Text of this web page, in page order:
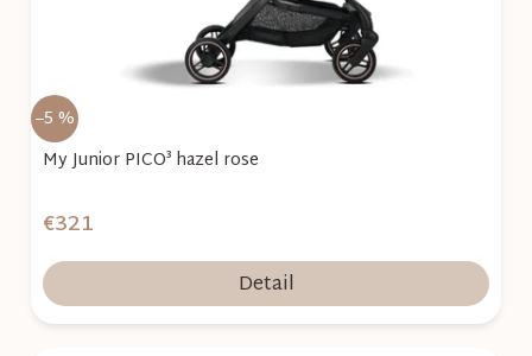
–5 %
My Junior PICO³ hazel rose
€321
Detail